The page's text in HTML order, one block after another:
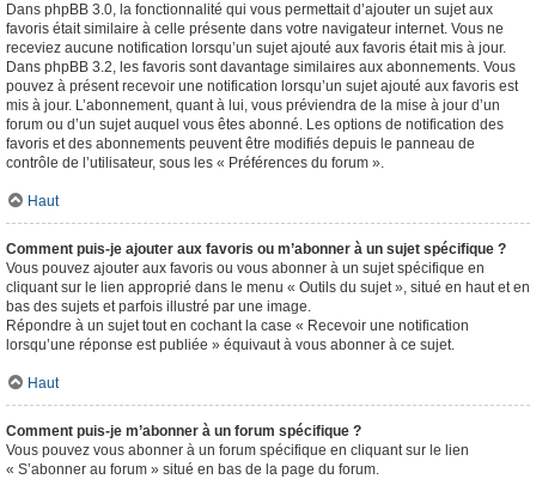
Dans phpBB 3.0, la fonctionnalité qui vous permettait d’ajouter un sujet aux
favoris était similaire à celle présente dans votre navigateur internet. Vous ne
receviez aucune notification lorsqu’un sujet ajouté aux favoris était mis à jour.
Dans phpBB 3.2, les favoris sont davantage similaires aux abonnements. Vous
pouvez à présent recevoir une notification lorsqu’un sujet ajouté aux favoris est
mis à jour. L’abonnement, quant à lui, vous préviendra de la mise à jour d’un
forum ou d’un sujet auquel vous êtes abonné. Les options de notification des
favoris et des abonnements peuvent être modifiés depuis le panneau de
contrôle de l’utilisateur, sous les « Préférences du forum ».
Haut
Comment puis-je ajouter aux favoris ou m’abonner à un sujet spécifique ?
Vous pouvez ajouter aux favoris ou vous abonner à un sujet spécifique en
cliquant sur le lien approprié dans le menu « Outils du sujet », situé en haut et en
bas des sujets et parfois illustré par une image.
Répondre à un sujet tout en cochant la case « Recevoir une notification
lorsqu’une réponse est publiée » équivaut à vous abonner à ce sujet.
Haut
Comment puis-je m’abonner à un forum spécifique ?
Vous pouvez vous abonner à un forum spécifique en cliquant sur le lien
« S’abonner au forum » situé en bas de la page du forum.